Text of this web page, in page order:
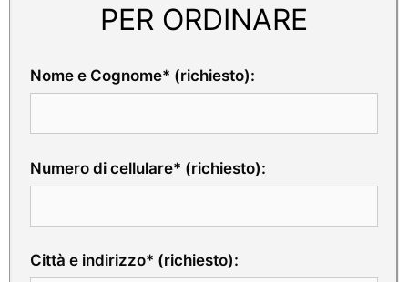
PER ORDINARE
Nome e Cognome* (richiesto):
Numero di cellulare* (richiesto):
Città e indirizzo* (richiesto):